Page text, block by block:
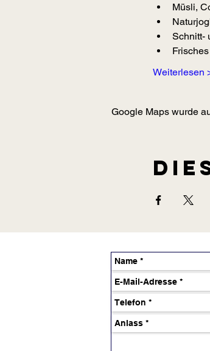
Müsli,
Schnitt-
Weiterlesen
Google Maps wurde